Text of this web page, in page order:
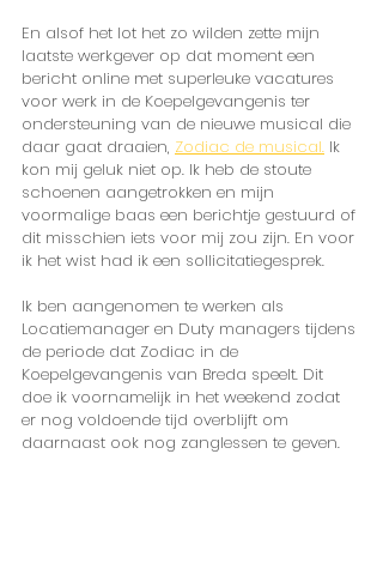
En alsof het lot het zo wilden zette mijn
laatste werkgever op dat moment een
bericht online met superleuke vacatures
voor werk in de Koepelgevangenis ter
ondersteuning van de nieuwe musical die
daar gaat draaien, Zodiac de musical. Ik
kon mij geluk niet op. Ik heb de stoute
schoenen aangetrokken en mijn
voormalige baas een berichtje gestuurd of
dit misschien iets voor mij zou zijn. En voor
ik het wist had ik een sollicitatiegesprek.
Ik ben aangenomen te werken als
Locatiemanager en Duty managers tijdens
de periode dat Zodiac in de
Koepelgevangenis van Breda speelt. Dit
doe ik voornamelijk in het weekend zodat
er nog voldoende tijd overblijft om
daarnaast ook nog zanglessen te geven.